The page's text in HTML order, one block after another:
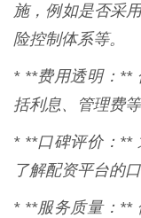
施，例如是否采
险控制体系等。
* **费用透明：**
括利息、管理费
* **口碑评价：**
了解配资平台的
* **服务质量：**